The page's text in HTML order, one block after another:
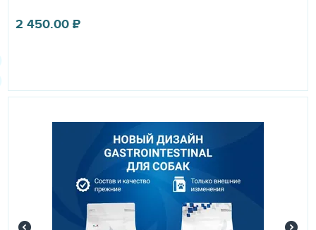
2 450.00₽